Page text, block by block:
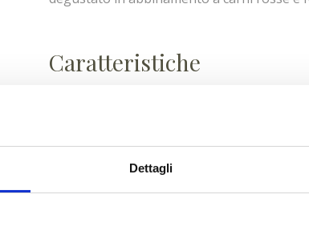
Dettagli
Caratteristiche